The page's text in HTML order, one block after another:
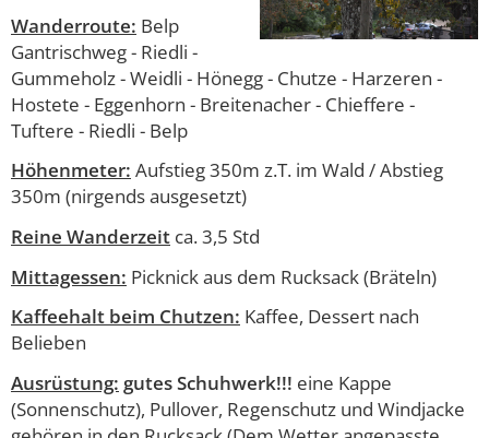
Wanderroute: Belp
Gantrischweg - Riedli -
Gummeholz - Weidli - Hönegg - Chutze - Harzeren -
Hostete - Eggenhorn - Breitenacher - Chieffere -
Tuftere - Riedli - Belp
Höhenmeter: Aufstieg 350m z.T. im Wald / Abstieg
350m (nirgends ausgesetzt)
Reine Wanderzeit ca. 3,5 Std
Mittagessen: Picknick aus dem Rucksack (Bräteln)
Kaffeehalt beim Chutzen: Kaffee, Dessert nach
Belieben
Ausrüstung: gutes Schuhwerk!!! eine Kappe
(Sonnenschutz), Pullover, Regenschutz und Windjacke